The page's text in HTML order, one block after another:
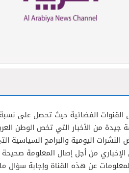
القنوات الفضائية حيث تحصل على
جيدة من الأخبار التي تخص الوطن
اليومية والبرامج السياسية
الإخباري من أجل إصال المعلومة
عن هذه القناة وإجابة سؤال ما